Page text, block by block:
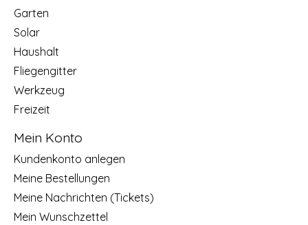
Garten
Solar
Haushalt
Fliegengitter
Werkzeug
Freizeit
Mein Konto
Kundenkonto anlegen
Meine Bestellungen
Meine Nachrichten (Tickets)
Mein Wunschzettel